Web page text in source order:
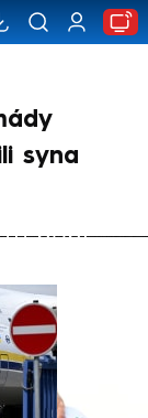
syna
není